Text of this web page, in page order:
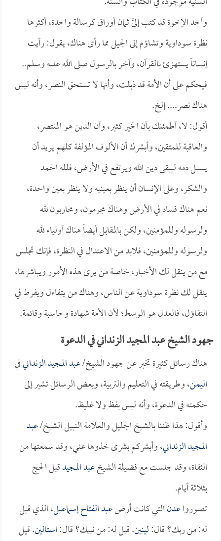
وأحد الإخوة قد كتب إليَّ ثمان أوراق كرسالة واحدة، أكثرها
نظرة سوداوية وتشاؤم إلى الجيل مما رأى هناك، يقول: رأيت
إنساناً يستهزئ بالقرآن، وآخر بالرسول صلى الله عليه وسلم..
فيحكم على أن الأمة قد ذبلت، وأنها لا تستحق النصر، وأنه ليس
هناك نصر.... إلخ.
أقول: لا، أطمئنك بأن الخير كثير، وأن الدين هو المنتصر،
والعاقبة للمتقين، وأبشرك أن الألوف المؤلفة كلهم يريد أن
يسيل دمه ليبقى دين الله ويرتفع في الأرض، فلله الحمد
والشكر، وعلى الإنسان أن ينظر بعينيه ولا ينظر بعين واحدة،
نعم هناك فساد في الأرض وهناك مجرمون، ومحاربون لله
ولرسوله وللمؤمنين، ولكن بالمقابل أيضاً هناك أولياء لله
ولرسوله وللمؤمنين، فلابد من الاعتدال في النظرة، فإنك تجلس
مع من ينقل لك الأخبار، خاصة من يرى هذه الأمور ويباشرها،
ينقل لك نظرة سوداوية عن الناس، وهناك من يتفاءل ويفرط في
التفاؤل، فالعدل هو الوسط؛ لأن الأمة شهادة وحاسبة وقائمة.
جهود الشيخ عبد المجيد الزنداني في الدعوة
هناك رسائل كثيرة تخبر عن جهود الشيخ/عبد المجيد الزندانيفي
اليمن، وطريقته في التعليم والتربية، وبعض الرسائل تشير إلى
حكمته في الدعوة، وأنه ليس بفظ ولا غليظ.
وأقول: هذا ظننا بالشيخ الجليل والعلامة النبيل الشيخ/عبد
المجيد الزنداني، وأبشركم بشرى خذوها عني، وقد سمعتها من
الثقاة، وقد جلست مع فضيلة الشيخعبد المجيدقبل الحج
بثلاثة أيام.
تصورواعدنالتي كانت أرضعبد الفتاح إسماعيل، الذي قيل
له: من ربك؟ قال:لينين. قيل له: من نبيك؟ قال:استالين. قيل